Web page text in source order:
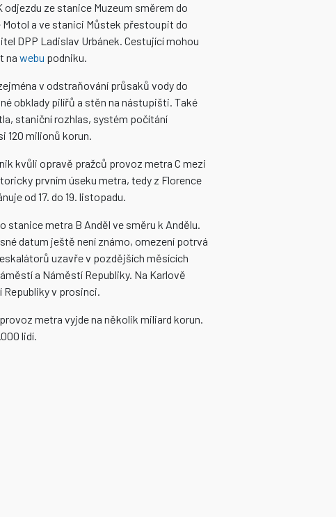
ze stanice Muzeum směrem do
a ve stanici Můstek přestoupit do
DPP Ladislav Urbánek. Cestující mohou
na webu podniku.
v odstraňování průsaků vody do
obklady pilířů a stěn na nástupišti. Také
staniční rozhlas, systém počítání
120 milionů korun.
kvůli opravě pražců provoz metra C mezi
prvním úseku metra, tedy z Florence
od 17. do 19. listopadu.
stanice metra B Anděl ve směru k Andělu.
datum ještě není známo, omezení potrvá
uzavře v pozdějších měsících
a Náměstí Republiky. Na Karlově
v prosinci.
metra vyjde na několik miliard korun.
lidí.